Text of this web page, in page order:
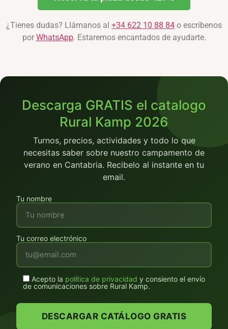
¿Tienes dudas? Llámanos al +34 622 10 88 84 o escríbenos
por WhatsApp. Estaremos encantados de ayudarte.
Descarga GRATIS el catalogo
Rural Kamp 2026
Turnos, precios, actividades y todo lo que
necesitas saber sobre nuestro campamento de
verano en Cantabria. Recibelo al instante en tu
email.
Tu nombre
Tu correo electrónico
Acepto la política de privacidad y consiento el envío
de comunicaciones sobre Rural Kamp.